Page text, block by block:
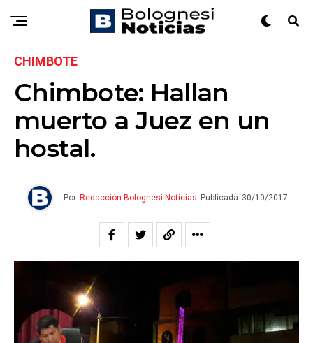
CHIMBOTE
Chimbote: Hallan
muerto a Juez en un
hostal.
Por Redacción Bolognesi Noticias Publicada 30/10/2017